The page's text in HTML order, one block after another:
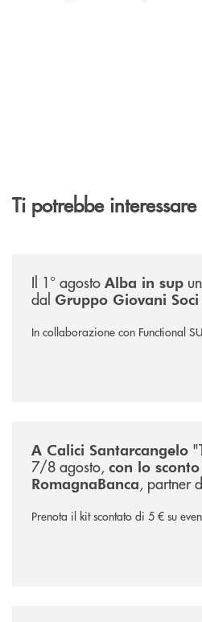
Ti potrebbe
Il 1° agosto Alba in sup
dal Gruppo Giovani
In collaborazione con Functional
A Calici Santarcangelo
7/8 agosto, con lo
RomagnaBanca, partner
Prenota il kit scontato di 5 € su